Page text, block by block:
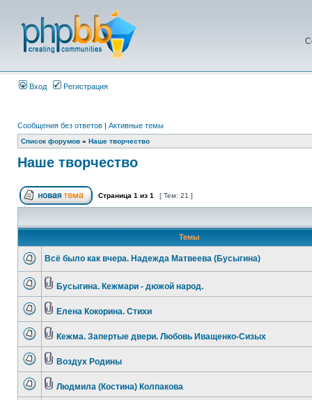
Вход Регистрация
Сообщения без ответов | Активные темы
Список форумов » Наше творчество
Наше творчество
Страница 1 из 1 [ Тем: 21 ]
Темы
Всё было как вчера. Надежда Матвеева (Бусыгина)
Бусыгина. Кежмари - дюжой народ.
Елена Кокорина. Стихи
Кежма. Запертые двери. Любовь Иващенко-Сизых
Воздух Родины
Людмила (Костина) Колпакова